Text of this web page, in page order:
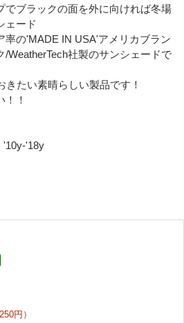
でブラックの面を外に向ければ冬場
ェード
率の'MADE IN USA'アメリカブラン
/WeatherTech社製のサンシェードで
きたい素晴らしい製品です！
！
'10y-'18y
円）